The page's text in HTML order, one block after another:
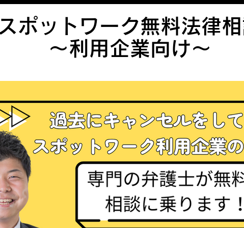
スポットワーク無料法律
​〜利用企業向け〜